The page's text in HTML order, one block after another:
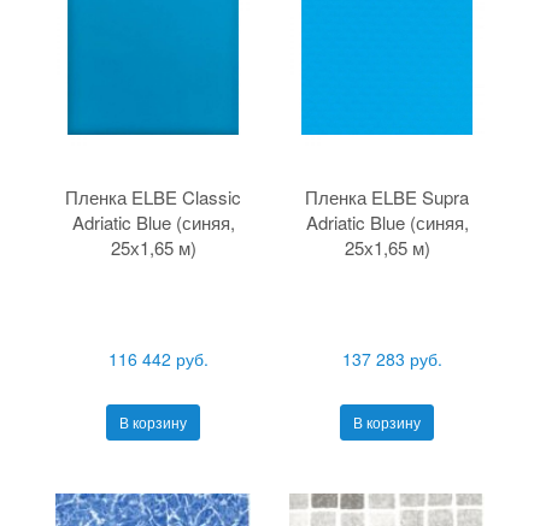
Пленка ELBE Classic
Adriatic Blue (синяя,
25х1,65 м)
116 442 руб.
В корзину
Пленка ELBE Supra
Adriatic Blue (синяя,
25х1,65 м)
137 283 руб.
В корзину